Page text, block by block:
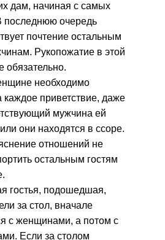
дам, начиная с самых
последнюю очередь
почтение остальным
Рукопожатие в этой
обязательно.
необходимо
каждое приветствие, даже
мужчина ей
они находятся в ссоре.
отношений не
остальным гостям
гостья, подошедшая,
за стол, вначале
с женщинами, а потом с
Если за столом